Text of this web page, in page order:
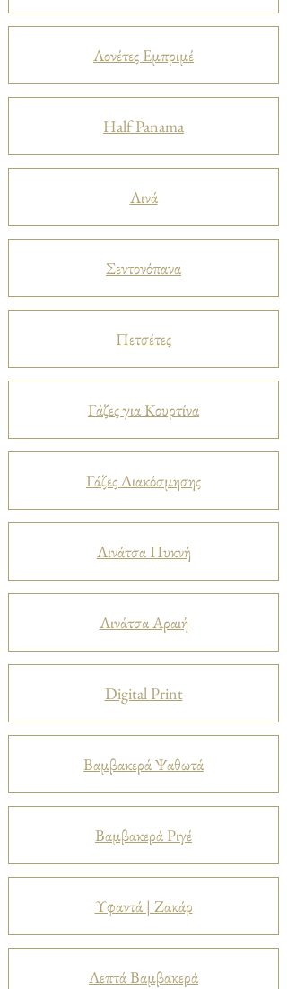
Λονέτες Εμπριμέ
Half Panama
Λινά
Σεντονόπανα
Πετσέτες
Γάζες για Κουρτίνα
Γάζες Διακόσμησης
Λινάτσα Πυκνή
Λινάτσα Αραιή
Digital Print
Βαμβακερά Ψαθωτά
Βαμβακερά Ριγέ
Υφαντά | Ζακάρ
Λεπτά Βαμβακερά